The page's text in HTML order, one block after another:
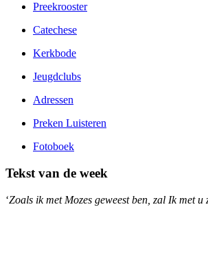
Preekrooster
Catechese
Kerkbode
Jeugdclubs
Adressen
Preken Luisteren
Fotoboek
Tekst van de week
‘Zoals ik met Mozes geweest ben, zal Ik met